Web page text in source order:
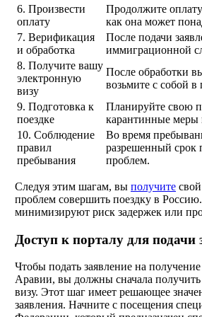
6. Произвести
оплату
Продолжите
как она может
7. Верификация
и обработка
После подачи
иммиграционной
8. Получите вашу
электронную
визу
После обработки
возьмите с собой в
9. Подготовка к
поездке
Планируйте свою
карантинные меры
10. Соблюдение
правил
пребывания
Во время
разрешенный срок
проблем.
Следуя этим шагам, вы получите
проблем совершить поездку в
минимизируют риск задержек или
Доступ к порталу для
Чтобы подать заявление на
Аравии, вы должны сначала
визу. Этот шаг имеет решающее
заявления. Начните с посещения